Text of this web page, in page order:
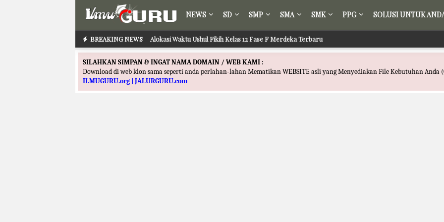
NEWS SD SMP SMA SMK PPG SOLUSI UNTUK
BREAKING NEWS Alokasi Waktu Ushul Fikih Kelas 12 Fase F Merdeka Terbaru
Alokasi Waktu Ilmu Tafsir Kelas 12 Fase F Merdeka Terbaru
SILAHKAN SIMPAN & INGAT NAMA DOMAIN / WEB KAMI :
Download di web klon sama seperti anda perlahan-lahan Mematikan WEBSITE asli yang Menyediakan File Kebutuhan Anda
ILMUGURU.org | JALURGURU.com